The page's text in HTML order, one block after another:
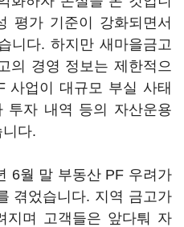
평가 기준이 강화되면서
니다. 하지만 새마을금고
의 경영 정보는 제한적으
사업이 대규모 부실 사태
투자 내역 등의 자산운용
다.
6월 말 부동산 PF 우려가
겪었습니다. 지역 금고가
지며 고객들은 앞다퉈 자